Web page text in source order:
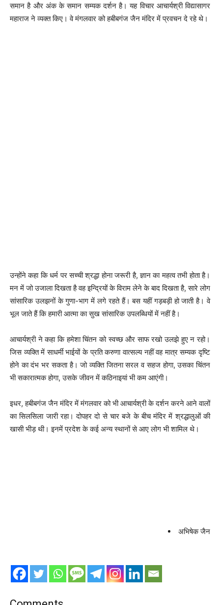
समान है और अंक के समान सम्यक दर्शन है। यह विचार आचार्यश्री विद्यासागर
महाराज ने व्यक्त किए। वे मंगलवार को हबीबगंज जैन मंदिर में प्रवचन दे रहे थे।
उन्होंने कहा कि धर्म पर सच्ची श्रद्धा होना जरूरी है, ज्ञान का महत्व तभी होता है।
मन में जो उजाला दिखता है वह इन्द्रियों के विराम लेने के बाद दिखता है, सारे लोग
सांसारिक उलझनों के गुणा-भाग में लगे रहते हैं। बस यहीं गड़बड़ी हो जाती है। वे
भूल जाते हैं कि हमारी आत्मा का सुख सांसारिक उपलब्धियों में नहीं है।
आचार्यश्री ने कहा कि हमेशा चिंतन को स्वच्छ और साफ रखो उलझे हुए न रहो।
जिस व्यक्ति में साधर्मी भाईयों के प्रति करुणा वात्सल्य नहीं वह मात्र सम्यक दृष्टि
होने का दंभ भर सकता है। जो व्यक्ति जितना सरल व सहज होगा, उसका चिंतन
भी सकारात्मक होगा, उसके जीवन में कठिनाइयां भी कम आएंगी।
इधर, हबीबगंज जैन मंदिर में मंगलवार को भी आचार्यश्री के दर्शन करने आने वालों
का सिलसिला जारी रहा। दोपहर दो से चार बजे के बीच मंदिर में श्रद्धालुओं की
खासी भीड़ थी। इनमें प्रदेश के कई अन्य स्थानों से आए लोग भी शामिल थे।
अभिषेक जैन